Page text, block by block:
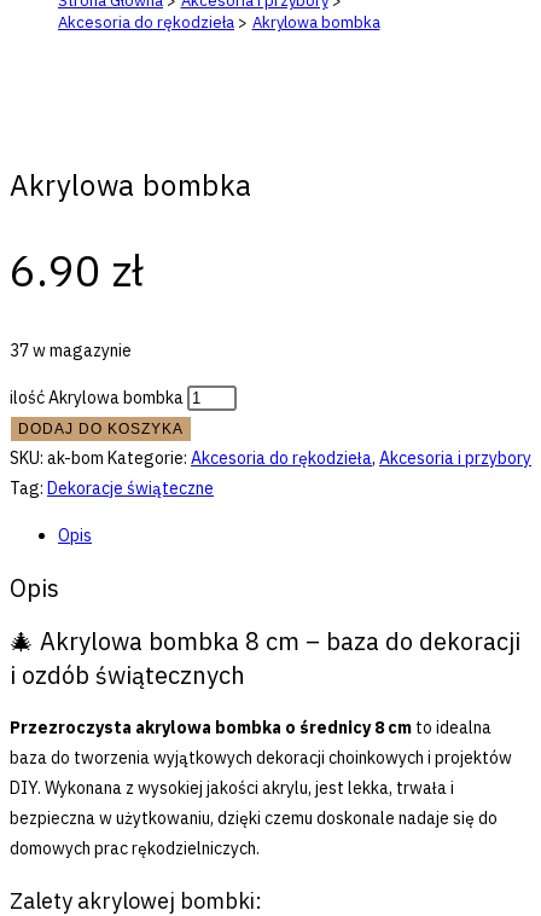
Akcesoria do rękodzieła > Akrylowa bombka
Akrylowa bombka
6.90 zł
37 w magazynie
ilość Akrylowa bombka
DODAJ DO KOSZYKA
SKU: ak-bom Kategorie: Akcesoria do rękodzieła, Akcesoria i przybory
Tag: Dekoracje świąteczne
Opis
Opis
🎄 Akrylowa bombka 8 cm – baza do dekoracji
i ozdób świątecznych
Przezroczysta akrylowa bombka o średnicy 8 cm to idealna
baza do tworzenia wyjątkowych dekoracji choinkowych i projektów
DIY. Wykonana z wysokiej jakości akrylu, jest lekka, trwała i
bezpieczna w użytkowaniu, dzięki czemu doskonale nadaje się do
domowych prac rękodzielniczych.
Zalety akrylowej bombki: